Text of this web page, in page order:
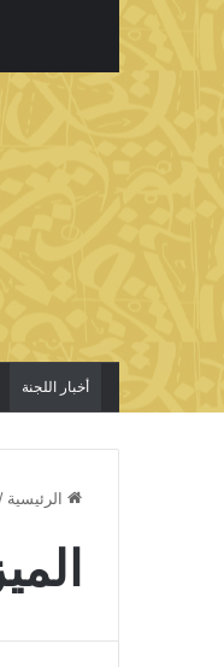
أخبار اللجنة
الرئيسية /